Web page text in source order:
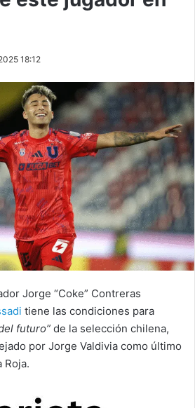
18:12
Jorge “Coke” Contreras
tiene las condiciones para
futuro” de la selección chilena,
por Jorge Valdivia como último
Roja.